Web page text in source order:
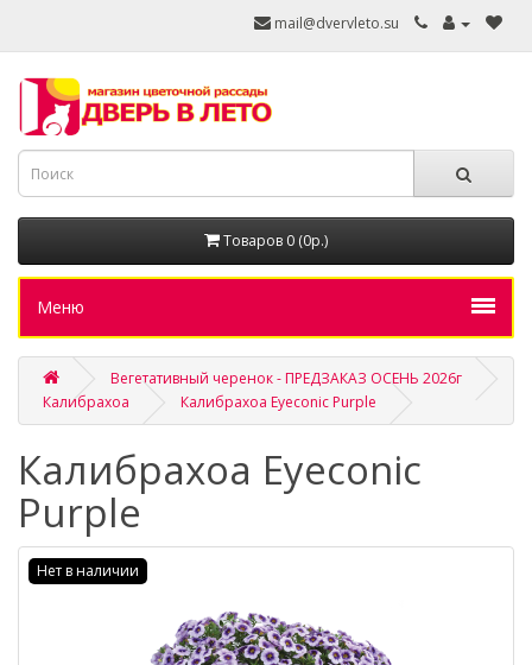
mail@dvervleto.su
Товаров 0 (0р.)
Меню
Вегетативный черенок - ПРЕДЗАКАЗ ОСЕНЬ 2026г
Калибрахоа
Калибрахоа Eyeconic Purple
Калибрахоа Eyeconic
Purple
Нет в наличии